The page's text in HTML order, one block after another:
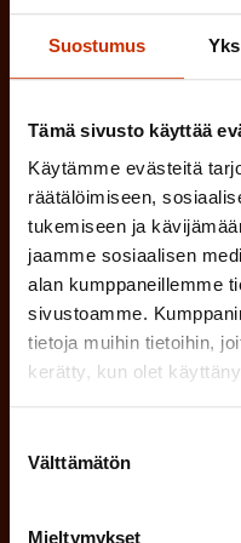
Suostumus
Tämä sivusto käyttää
Käytämme evästeitä
räätälöimiseen,
tukemiseen ja
jaamme sosiaalisen
alan kumppaneillemme
sivustoamme.
tietoja muihin tietoihin,
kerätty, kun olet
valinta
Välttämätön
Mieltymykset
MUU KIINNOSTUS
Millä kielellä haluat
SUOMI RUOTSI
Hyväksyn
SAK:n